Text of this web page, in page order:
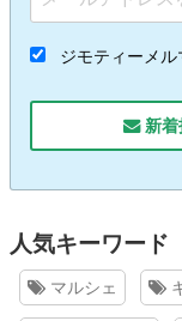
ジモティーメ
新着
人気キーワード
マルシェ